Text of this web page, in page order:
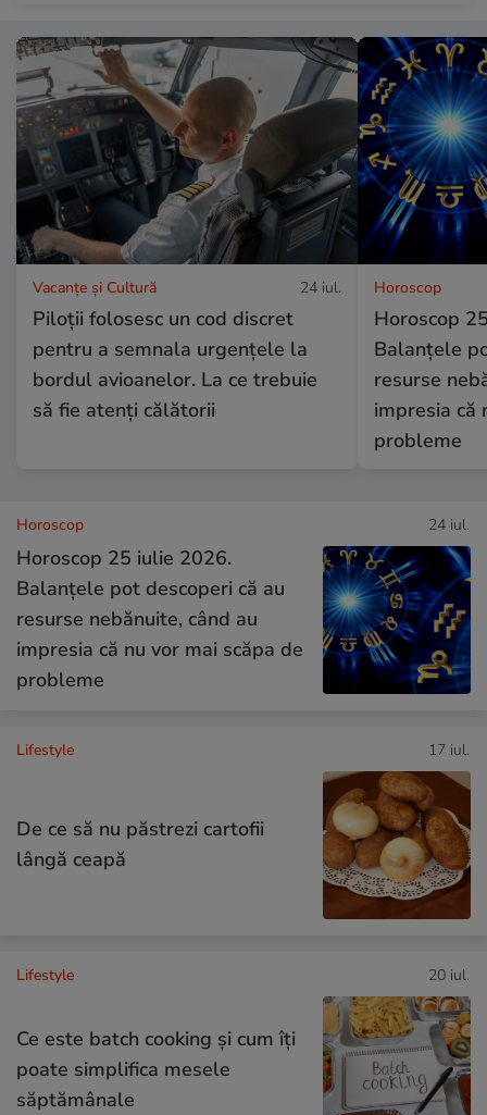
Vacanțe și Cultură 24 iul.
Piloții folosesc un cod discret
pentru a semnala urgențele la
bordul avioanelor. La ce trebuie
să fie atenți călătorii
Horoscop
Horoscop
Balanțele
resurse
impresia că
probleme
Horoscop 24 iul.
Horoscop 25 iulie 2026.
Balanțele pot descoperi că au
resurse nebănuite, când au
impresia că nu vor mai scăpa de
probleme
Lifestyle 17 iul.
De ce să nu păstrezi cartofii
lângă ceapă
Lifestyle 20 iul.
Ce este batch cooking și cum îți
poate simplifica mesele
săptămânale